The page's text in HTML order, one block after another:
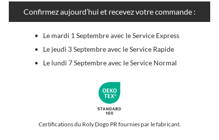
Confirmez aujourd’hui et recevez votre commande :
Le mardi 1 Septembre avec le Service Express
Le jeudi 3 Septembre avec le Service Rapide
Le lundi 7 Septembre avec le Service Normal
Certifications du Roly Dogo PR fournies par le fabricant.